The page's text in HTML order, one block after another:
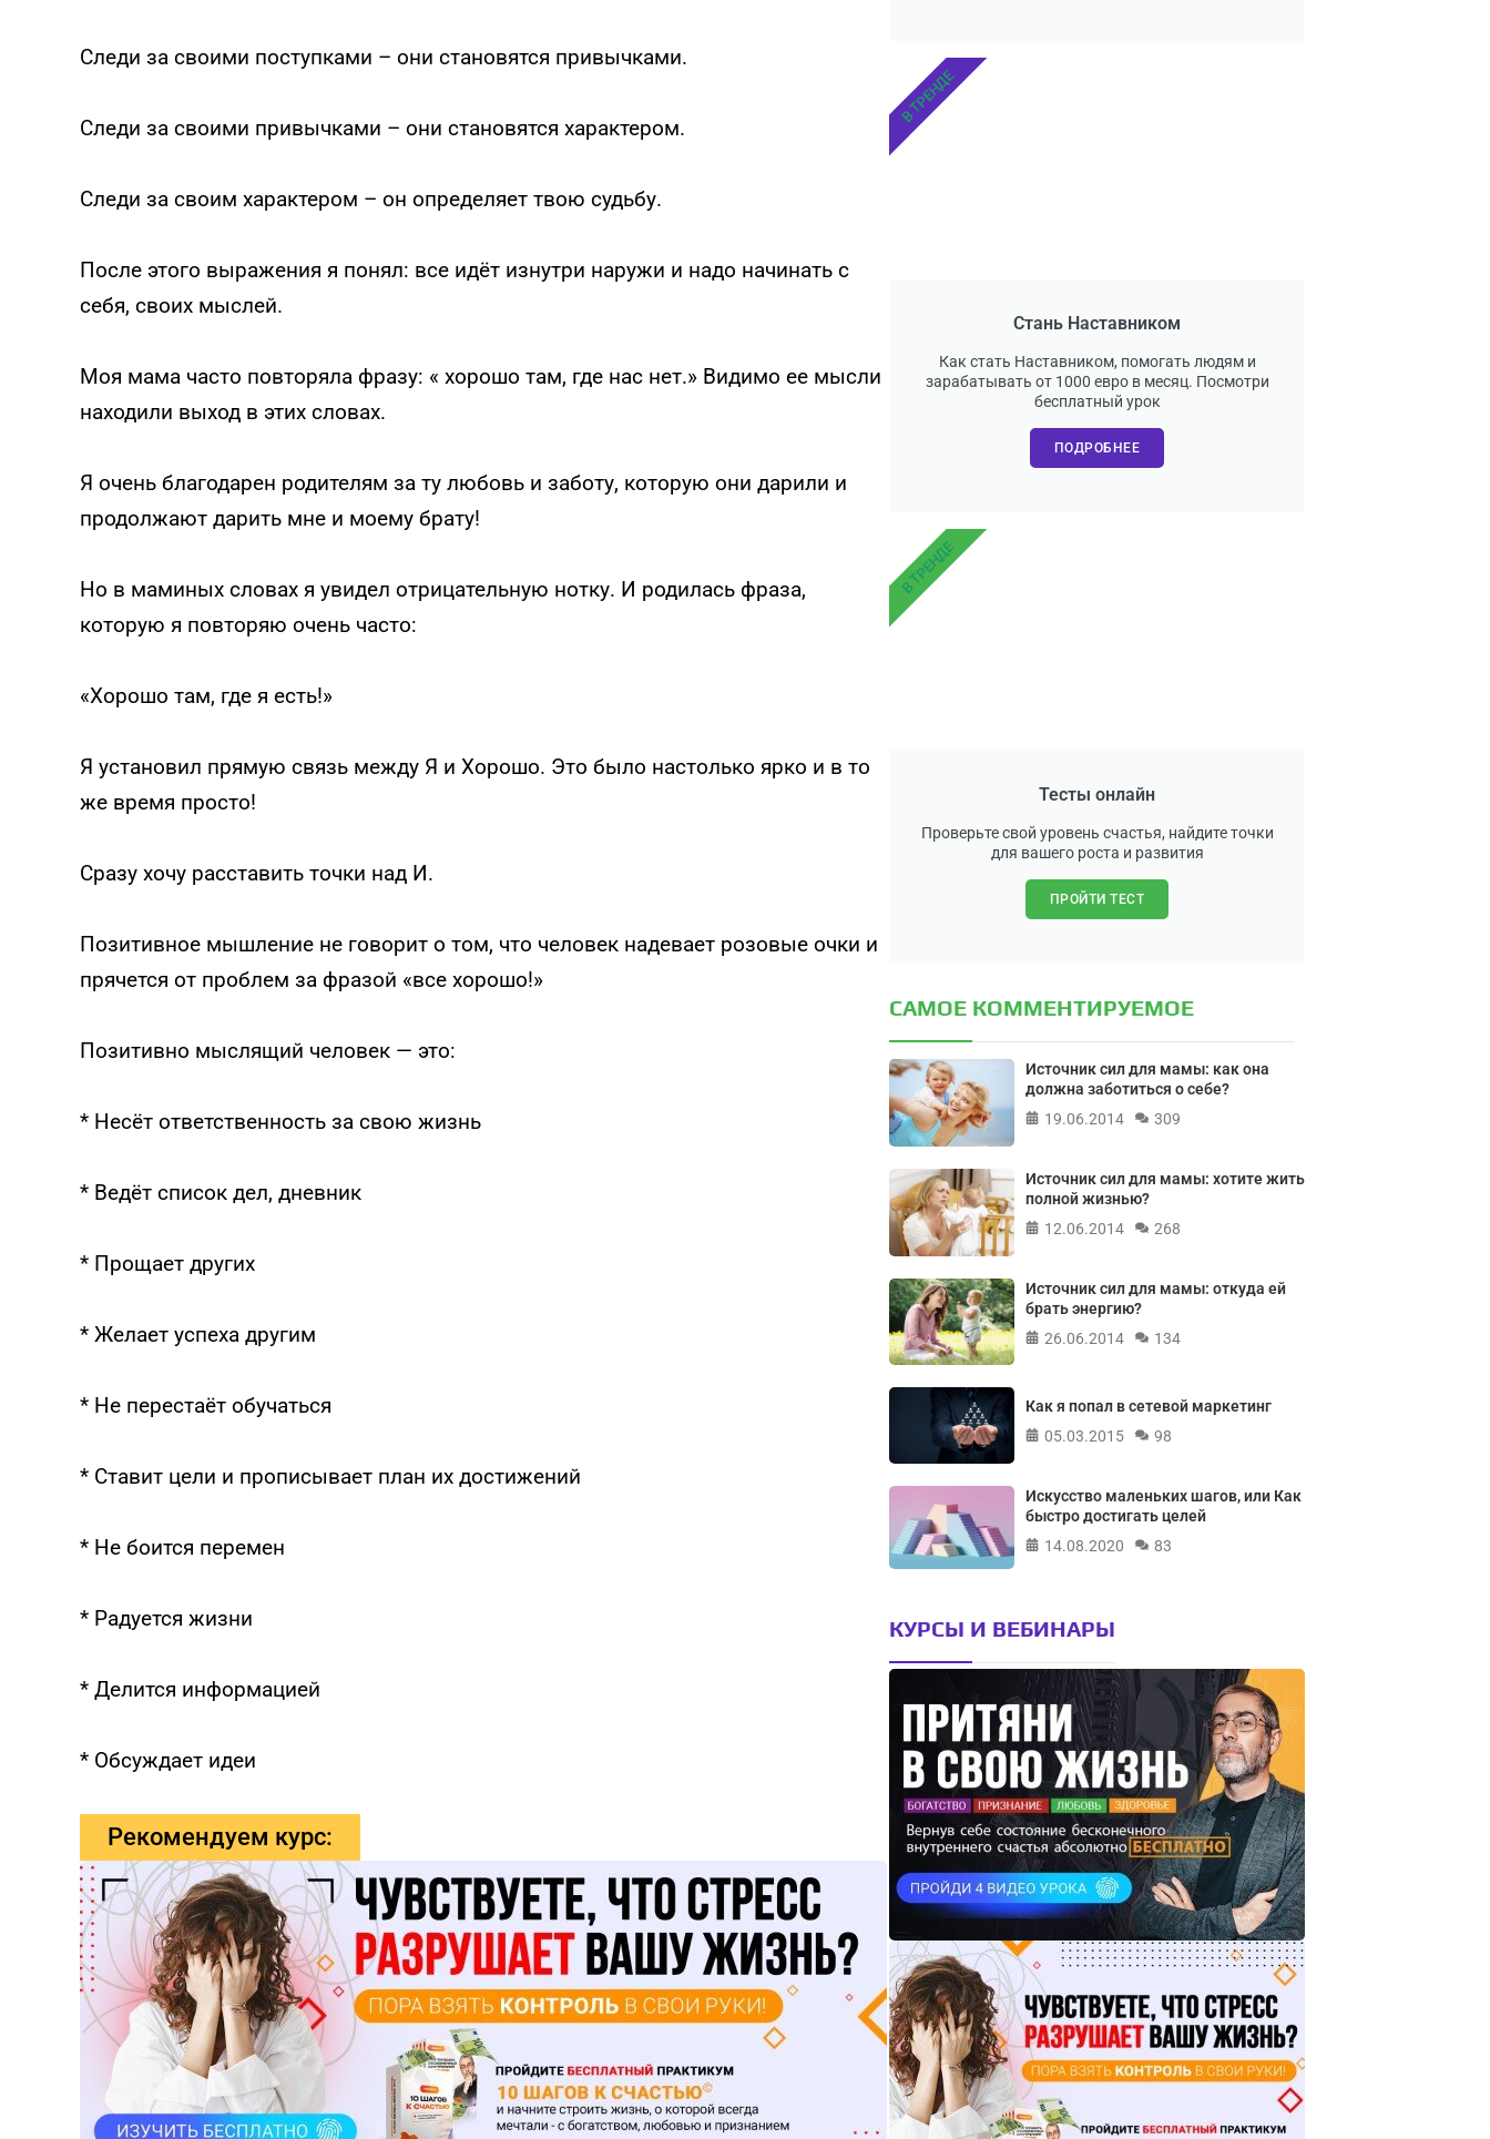
Следи за своими поступками – они становятся привычками.
Следи за своими привычками – они становятся характером.
Следи за своим характером – он определяет твою судьбу.
После этого выражения я понял: все идёт изнутри наружи и надо начинать с
себя, своих мыслей.
Моя мама часто повторяла фразу: « хорошо там, где нас нет.» Видимо ее мысли
находили выход в этих словах.
Я очень благодарен родителям за ту любовь и заботу, которую они дарили и
продолжают дарить мне и моему брату!
Но в маминых словах я увидел отрицательную нотку. И родилась фраза,
которую я повторяю очень часто:
«Хорошо там, где я есть!»
Я установил прямую связь между Я и Хорошо. Это было настолько ярко и в то
же время просто!
Сразу хочу расставить точки над И.
Позитивное мышление не говорит о том, что человек надевает розовые очки и
прячется от проблем за фразой «все хорошо!»
Позитивно мыслящий человек — это:
* Несёт ответственность за свою жизнь
* Ведёт список дел, дневник
* Прощает других
* Желает успеха другим
* Не перестаёт обучаться
* Ставит цели и прописывает план их достижений
* Не боится перемен
* Радуется жизни
* Делится информацией
* Обсуждает идеи
Рекомендуем курс:
Стань Наставником
Как стать Наставником, помогать людям и
зарабатывать от 1000 евро в месяц. Посмотри
бесплатный урок
ПОДРОБНЕЕ
В ТРЕНДЕ
Тесты онлайн
Проверьте свой уровень счастья, найдите точки
для вашего роста и развития
ПРОЙТИ ТЕСТ
В ТРЕНДЕ
САМОЕ КОММЕНТИРУЕМОЕ
Источник сил для мамы: как она
должна заботиться о себе?
19.06.2014
309
Источник сил для мамы: хотите жить
полной жизнью?
12.06.2014
268
Источник сил для мамы: откуда ей
брать энергию?
26.06.2014
134
Как я попал в сетевой маркетинг
05.03.2015
98
Искусство маленьких шагов, или Как
быстро достигать целей
14.08.2020
83
КУРСЫ И ВЕБИНАРЫ